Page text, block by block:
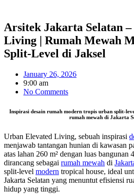
Arsitek Jakarta Selatan
Living | Rumah Mewah
Split-Level di Jaksel
January 26, 2026
9:00 am
No Comments
Inspirasi desain rumah modern tropis urban split-
rumah mewah di Jakarta
Urban Elevated Living, sebuah inspirasi
menjawab tantangan hunian di kawasan
atas lahan 260 m² dengan luas bangunan
dirancang sebagai rumah mewah di
split-level modern tropical house, ideal
Jakarta Selatan yang menuntut efisiensi
hidup yang tinggi.